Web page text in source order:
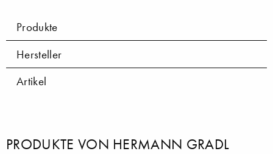
Produkte
Hersteller
Artikel
PRODUKTE VON HERMANN GRADL